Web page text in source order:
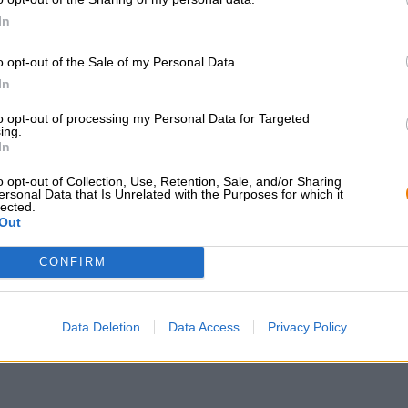
opt-out of the Sale of my Personal Data.
opt-out of processing my Personal Data for Targeted
opt-out of Collection, Use, Retention, Sale, and/or Sharing
Data that Is Unrelated with the Purposes for which it
CONFIRM
Data Deletion Data Access Privacy Policy
Du hast Fragen zu diesem
Du willst größere
günstiger
auch lecker!